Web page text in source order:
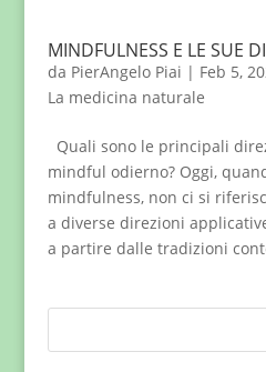
MINDFULNESS E LE SUE
da PierAngelo Piai | Feb 5,
La medicina naturale
Quali sono le principali
mindful odierno? Oggi,
mindfulness, non ci si
a diverse direzioni
a partire dalle tradizioni